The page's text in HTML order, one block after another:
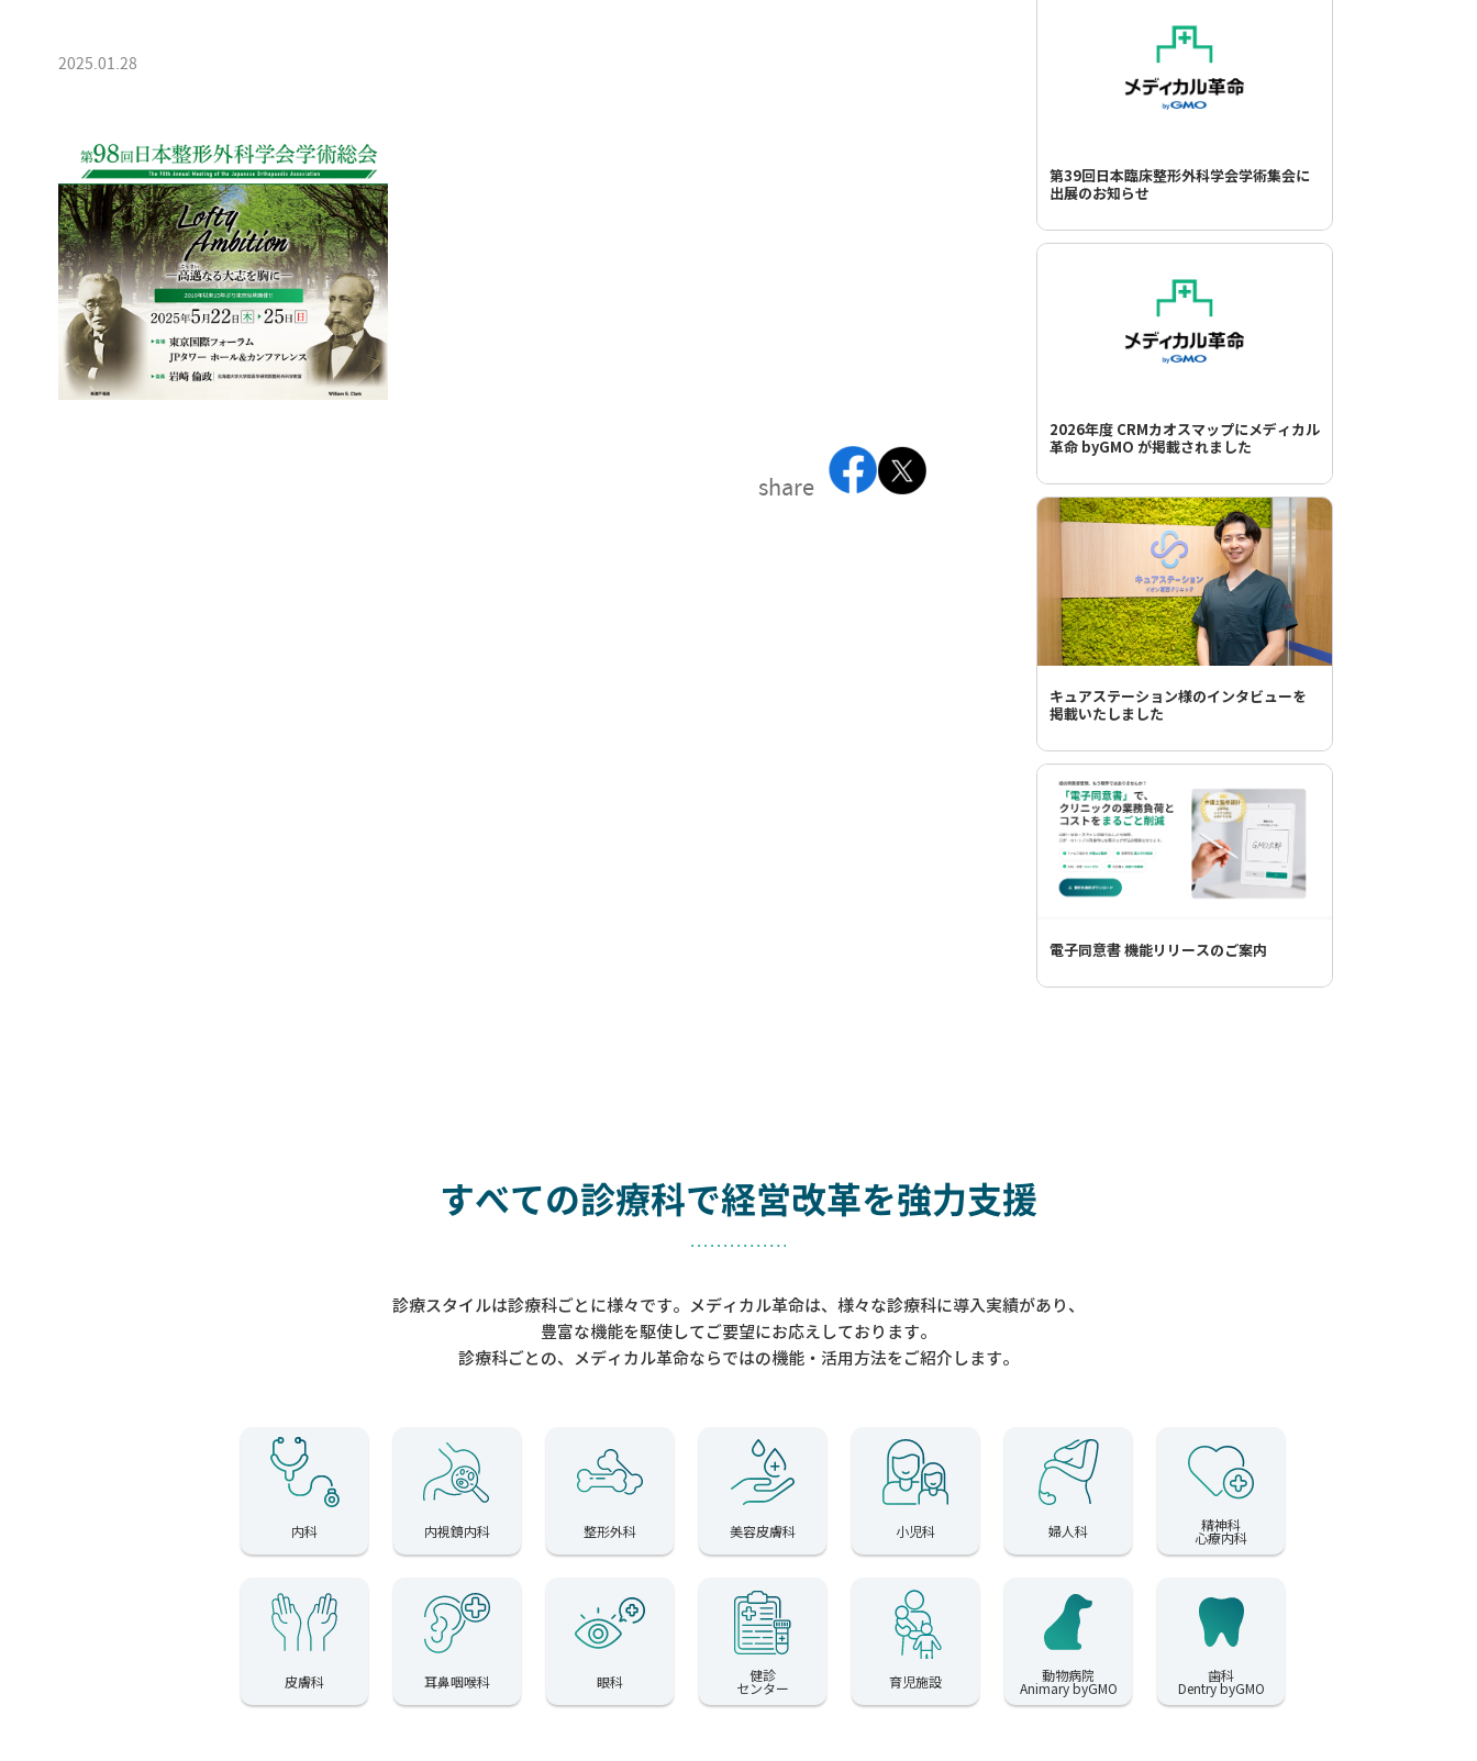
2025.01.28
share
第39回日本臨床整形外科学会学術集会に
出展のお知らせ
2026年度 CRMカオスマップにメディカル
革命 byGMO が掲載されました
キュアステーション様のインタビューを
掲載いたしました
電子同意書 機能リリースのご案内
すべての診療科で経営改革を強力支援
診療スタイルは診療科ごとに様々です。メディカル革命は、様々な診療科に導入実績があり、
豊富な機能を駆使してご要望にお応えしております。
診療科ごとの、メディカル革命ならではの機能・活用方法をご紹介します。
内科 内視鏡内科 整形外科 美容皮膚科 小児科 婦人科 精神科
心療内科
皮膚科 耳鼻咽喉科 眼科 健診
センター 育児施設 動物病院
Animary byGMO
歯科
Dentry byGMO